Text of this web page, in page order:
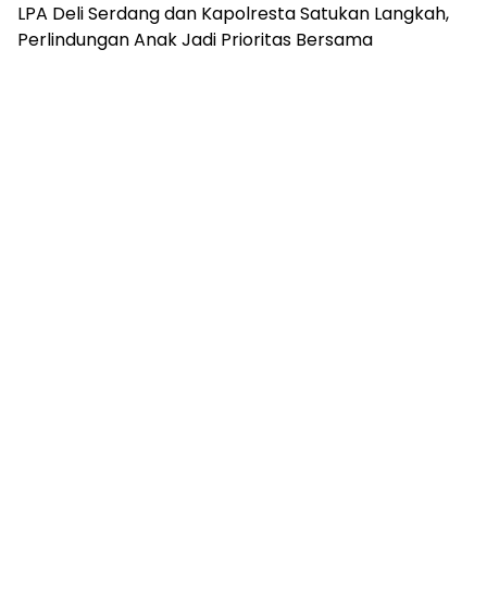
LPA Deli Serdang dan Kapolresta Satukan Langkah,
Perlindungan Anak Jadi Prioritas Bersama